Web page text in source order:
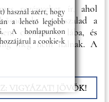
használ azért, hogy
a lehető legjobb
A honlapunkon
a cookie-k
regényeket ír, ahol
nem szalad a
csámpás a lába, és
meg nem halnak. A
VIGYÁZAT! JÖVÖK!